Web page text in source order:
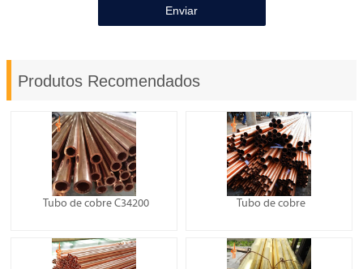
Enviar
Produtos Recomendados
Tubo de cobre C34200 Tubo de cobre